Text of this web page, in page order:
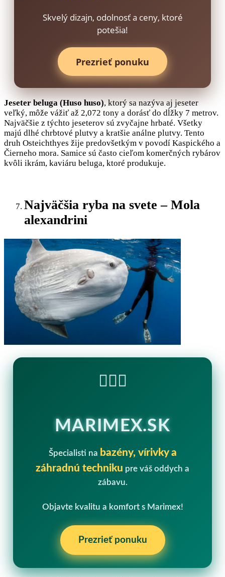
Skvelý dizajn, odolnosť a ceny, ktoré
potešia!
Prezrieť ponuku
Jeseter beluga (Huso huso), ktorý sa nazýva aj jeseter
veľký, môže vážiť až 2,072 tony a dorásť do dĺžky 7 metrov.
Najväčšie z týchto jeseterov sú zvyčajne hrbaté. Všetky
majú dlhé chrbtové plutvy a kratšie análne plutvy. Tento
druh Osteichthyes žije predovšetkým v povodí Kaspického a
Čierneho mora. Samice sú často cieľom komerčných rybárov
kvôli ikrám, kaviáru beluga, ktoré produkuje.
Najväčšia ryba na svete – Mola
alexandrini
🏊‍♂️💧
MARIMEX.SK
Špecialisti na bazény, vírivky a
záhradnú techniku pre váš oddych a
zábavu.
Objavte kvalitu a komfort s Marimex!
Prezrieť ponuku